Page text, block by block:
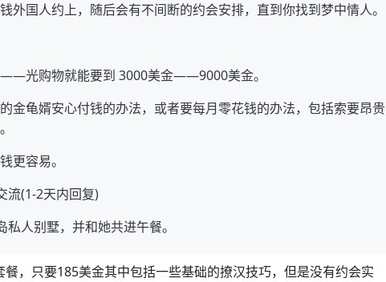
外国人约上，随后会有不间断的约会安排，直到你找到梦中情人。
光购物就能要到 3000美金——9000美金。
金龟婿安心付钱的办法，或者要每月零花钱的办法，包括索要昂贵
更容易。
流(1-2天内回复)
人别墅，并和她共进午餐。
，只要185美金其中包括一些基础的撩汉技巧，但是没有约会实